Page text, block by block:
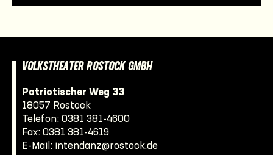
VOLKSTHEATER ROSTOCK GMBH
Patriotischer Weg 33
18057 Rostock
Telefon: 0381 381-4600
Fax: 0381 381-4619
E-Mail: intendanz@rostock.de